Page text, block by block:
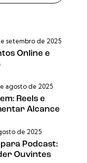
setembro de 2025
Online e
agosto de 2025
Reels e
Alcance
de 2025
Podcast:
Ouvintes